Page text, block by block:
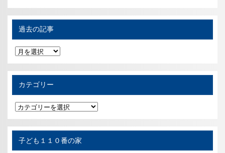
過去の記事
過
去
の
記
カテゴリー
カ
テ
ゴ
リ
子ども１１０番の家